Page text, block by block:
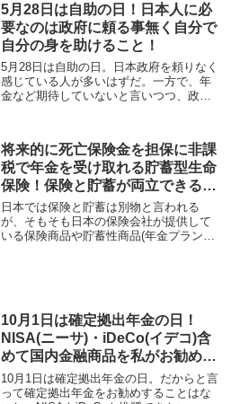
5月28日は自助の日！日本人に必
要なのは政府に頼る事無く自分で
自分の身を助けること！
5月28日は自助の日。日本政府を頼りなく
感じている人が多いはずだ。一方で、年
金など期待していないと言いつつ、政府
だ！
将来的に死亡保険金を担保に非課
税で年金を受け取れる貯蓄型生命
保険！保険と貯蓄が両立できる香
港CTF Life社(FTLife)のOn Your
Mind！
日本では保険と貯蓄は別物と言われる
が、そもそも日本の保険会社が提供して
いる保険商品や貯蓄性商品(年金プラン
10月1日は確定拠出年金の日！
NISA(ニーサ)・iDeCo(イデコ)含
めて国内金融商品を私がお勧めし
ない理由とは？
10月1日は確定拠出年金の日。だからと言
って確定拠出年金をお勧めすることはな